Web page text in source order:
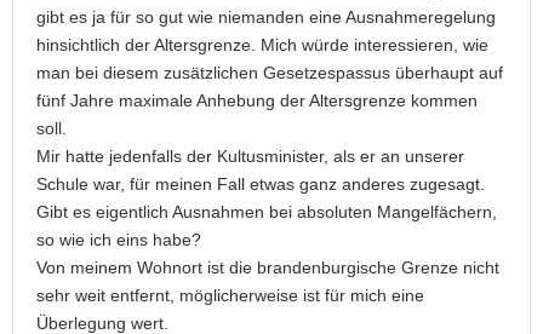
gibt es ja für so gut wie niemanden eine Ausnahmeregelung
hinsichtlich der Altersgrenze. Mich würde interessieren, wie
man bei diesem zusätzlichen Gesetzespassus überhaupt auf
fünf Jahre maximale Anhebung der Altersgrenze kommen
soll.
Mir hatte jedenfalls der Kultusminister, als er an unserer
Schule war, für meinen Fall etwas ganz anderes zugesagt.
Gibt es eigentlich Ausnahmen bei absoluten Mangelfächern,
so wie ich eins habe?
Von meinem Wohnort ist die brandenburgische Grenze nicht
sehr weit entfernt, möglicherweise ist für mich eine
Überlegung wert.